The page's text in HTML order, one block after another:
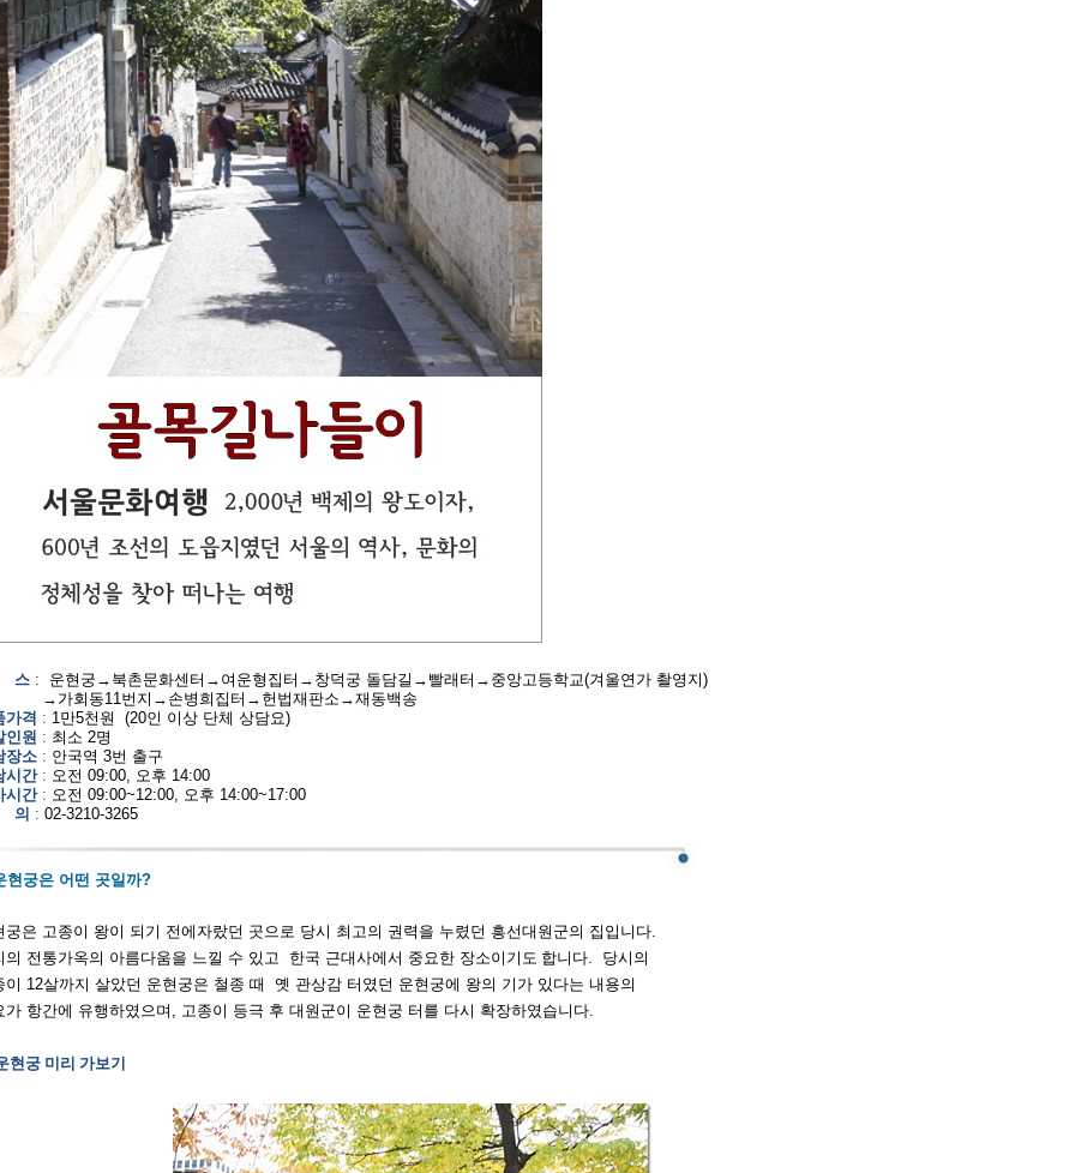
스 : 운현궁 → 북촌문화센터 → 여운형집터 → 창덕궁 돌담길 → 빨래터 → 중앙고등학교(겨울연가 촬영지)
가회동11번지 → 손병희집터 → 헌법재판소 →재동백송
가격 : 1만5천원 (20인 이상 단체 상담요)
인원 : 최소 2명
장소 : 안국역 3번 출구
시간: 오전 09:00, 오후 14:00
시간: 오전 09:00~12:00, 오후 14:00~17:00
의 : 02-3210-3265
현궁은 어떤 곳일까?
궁은 고종이 왕이 되기 전에자랐던 곳으로 당시 최고의 권력을 누렸던 흥선대원군의 집입니다.
의 전통가옥의 아름다움을 느낄 수 있고 한국 근대사에서 중요한 장소이기도 합니다. 당시의
이 12살까지 살았던 운현 궁은 철종 때 옛 관상감 터였던 운현궁에 왕의 기가 있다는 내용의
가 항간에 유행하였으며 , 고종이 등극 후 대원군이 운현궁 터를 다시 확장하였습니다.
현궁 미리 가보기